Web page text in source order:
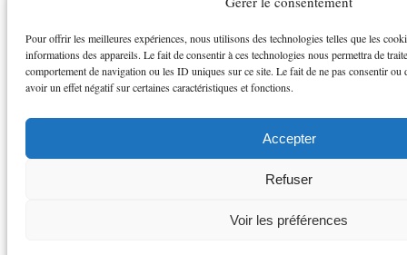
Pour offrir les meilleures expériences, nous utilisons des technologies telles que les
informations des appareils. Le fait de consentir à ces technologies nous permettra de
comportement de navigation ou les ID uniques sur ce site. Le fait de ne pas consentir ou
avoir un effet négatif sur certaines caractéristiques et fonctions.
Accepter
Refuser
Voir les préférences